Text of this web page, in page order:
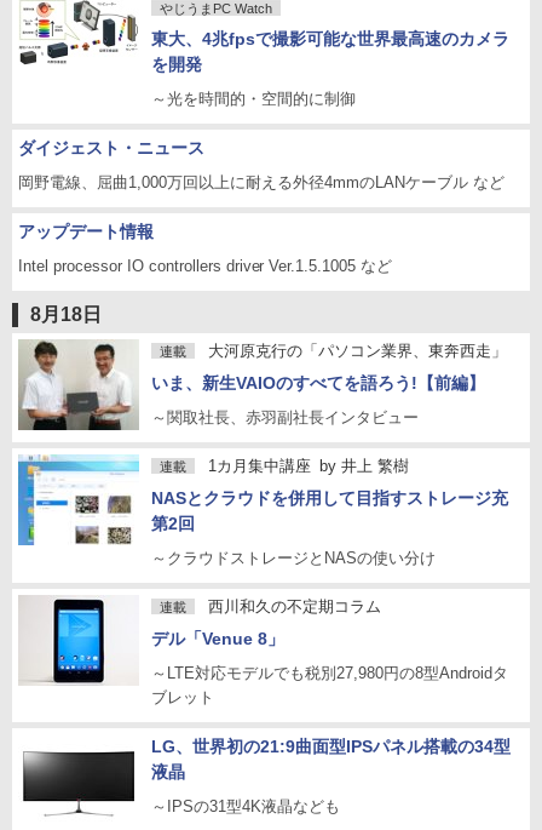
やじうまPC Watch
東大、4兆fpsで撮影可能な世界最高速のカメラ
を開発
～光を時間的・空間的に制御
ダイジェスト・ニュース
岡野電線、屈曲1,000万回以上に耐える外径4mmのLANケーブル など
アップデート情報
Intel processor IO controllers driver Ver.1.5.1005 など
8月18日
連載 大河原克行の「パソコン業界、東奔西走」
いま、新生VAIOのすべてを語ろう!【前編】
～関取社長、赤羽副社長インタビュー
連載 1カ月集中講座 by 井上 繁樹
NASとクラウドを併用して目指すストレージ充
第2回
～クラウドストレージとNASの使い分け
連載 西川和久の不定期コラム
デル「Venue 8」
～LTE対応モデルでも税別27,980円の8型Androidタ
ブレット
LG、世界初の21:9曲面型IPSパネル搭載の34型
液晶
～IPSの31型4K液晶なども